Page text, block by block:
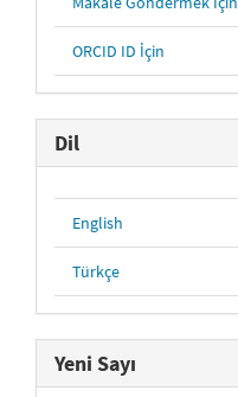
ORCID ID İçin
Dil
English
Türkçe
Yeni Sayı